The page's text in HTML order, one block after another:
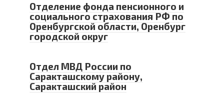
Отделение фонда пенсионного и
социального страхования РФ по
Оренбургской области, Оренбург
городской округ
Отдел МВД России по
Саракташскому району,
Саракташский район